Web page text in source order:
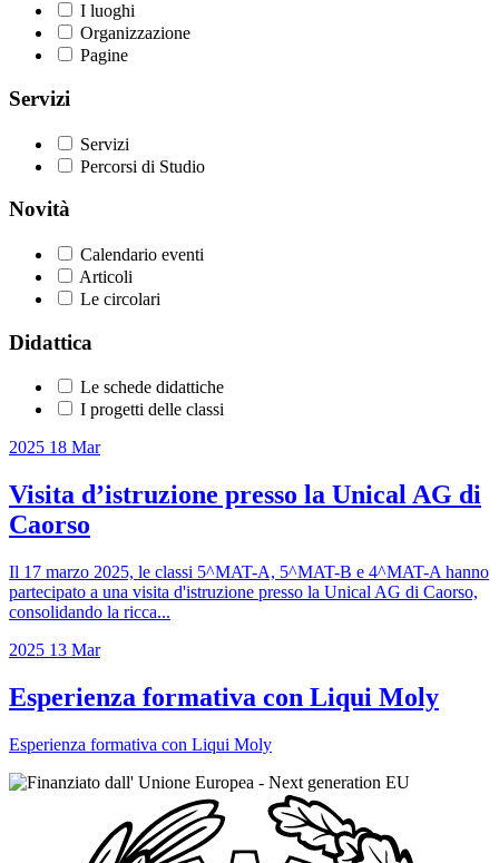
I luoghi
Organizzazione
Pagine
Servizi
Servizi
Percorsi di Studio
Novità
Calendario eventi
Articoli
Le circolari
Didattica
Le schede didattiche
I progetti delle classi
2025 18 Mar
Visita d’istruzione presso la Unical AG di
Caorso
Il 17 marzo 2025, le classi 5^MAT-A, 5^MAT-B e 4^MAT-A hanno
partecipato a una visita d'istruzione presso la Unical AG di Caorso,
consolidando la ricca...
2025 13 Mar
Esperienza formativa con Liqui Moly
Esperienza formativa con Liqui Moly